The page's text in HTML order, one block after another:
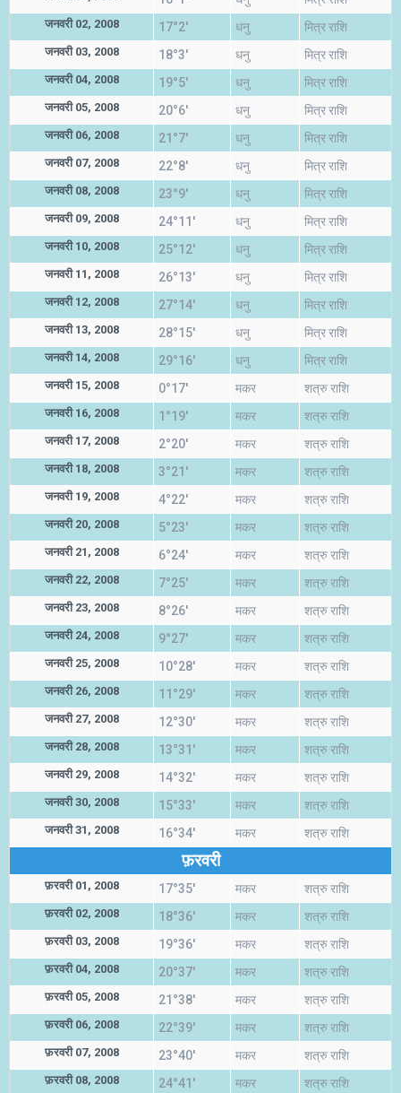
जनवरी 02, 2008 17°2' धनु मित्र राशि
जनवरी 03, 2008 18°3' धनु मित्र राशि
जनवरी 04, 2008 19°5' धनु मित्र राशि
जनवरी 05, 2008 20°6' धनु मित्र राशि
जनवरी 06, 2008 21°7' धनु मित्र राशि
जनवरी 07, 2008 22°8' धनु मित्र राशि
जनवरी 08, 2008 23°9' धनु मित्र राशि
जनवरी 09, 2008 24°11' धनु मित्र राशि
जनवरी 10, 2008 25°12' धनु मित्र राशि
जनवरी 11, 2008 26°13' धनु मित्र राशि
जनवरी 12, 2008 27°14' धनु मित्र राशि
जनवरी 13, 2008 28°15' धनु मित्र राशि
जनवरी 14, 2008 29°16' धनु मित्र राशि
जनवरी 15, 2008 0°17' मकर शत्रु राशि
जनवरी 16, 2008 1°19' मकर शत्रु राशि
जनवरी 17, 2008 2°20' मकर शत्रु राशि
जनवरी 18, 2008 3°21' मकर शत्रु राशि
जनवरी 19, 2008 4°22' मकर शत्रु राशि
जनवरी 20, 2008 5°23' मकर शत्रु राशि
जनवरी 21, 2008 6°24' मकर शत्रु राशि
जनवरी 22, 2008 7°25' मकर शत्रु राशि
जनवरी 23, 2008 8°26' मकर शत्रु राशि
जनवरी 24, 2008 9°27' मकर शत्रु राशि
जनवरी 25, 2008 10°28' मकर शत्रु राशि
जनवरी 26, 2008 11°29' मकर शत्रु राशि
जनवरी 27, 2008 12°30' मकर शत्रु राशि
जनवरी 28, 2008 13°31' मकर शत्रु राशि
जनवरी 29, 2008 14°32' मकर शत्रु राशि
जनवरी 30, 2008 15°33' मकर शत्रु राशि
जनवरी 31, 2008 16°34' मकर शत्रु राशि
फ़रवरी
फ़रवरी 01, 2008 17°35' मकर शत्रु राशि
फ़रवरी 02, 2008 18°36' मकर शत्रु राशि
फ़रवरी 03, 2008 19°36' मकर शत्रु राशि
फ़रवरी 04, 2008 20°37' मकर शत्रु राशि
फ़रवरी 05, 2008 21°38' मकर शत्रु राशि
फ़रवरी 06, 2008 22°39' मकर शत्रु राशि
फ़रवरी 07, 2008 23°40' मकर शत्रु राशि
फ़रवरी 08, 2008 24°41' मकर शत्रु राशि